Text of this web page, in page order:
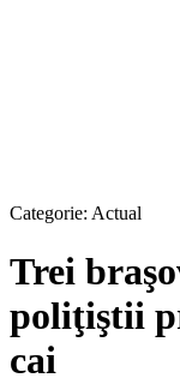
Categorie: Actual
Trei
poliţiştii
cai